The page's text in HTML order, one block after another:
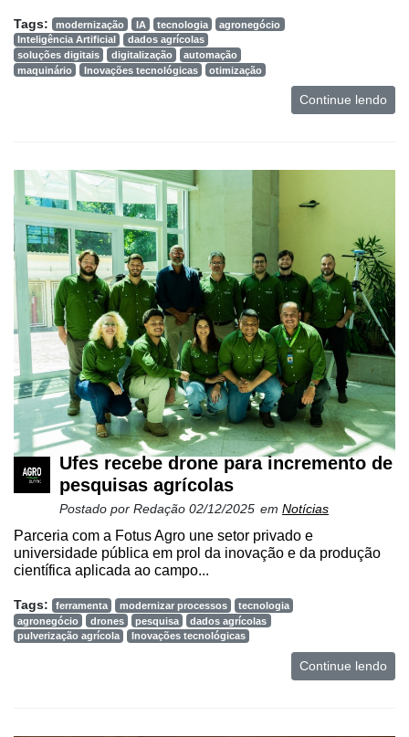
Tags: modernização IA tecnologia
agronegócio
Inteligência Artificial
dados agrícolas
soluções digitais
digitalização
automação
maquinário
Inovações tecnológicas otimização
Continue lendo
Ufes recebe drone para incremento de
pesquisas agrícolas
Postado por Redação 02/12/2025 em Notícias
Parceria com a Fotus Agro une setor privado e
universidade pública em prol da inovação e da produção
científica aplicada ao campo...
Tags: ferramenta modernizar processos
tecnologia
agronegócio
drones pesquisa
dados agrícolas
pulverização agrícola
Inovações tecnológicas
Continue lendo